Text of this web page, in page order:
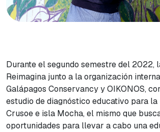
Durante el segundo semestre del 2022,
Reimagina junto a la organización
Galápagos Conservancy y OIKONOS,
estudio de diagnóstico educativo para la
Crusoe e isla Mocha, el mismo que
oportunidades para llevar a cabo una